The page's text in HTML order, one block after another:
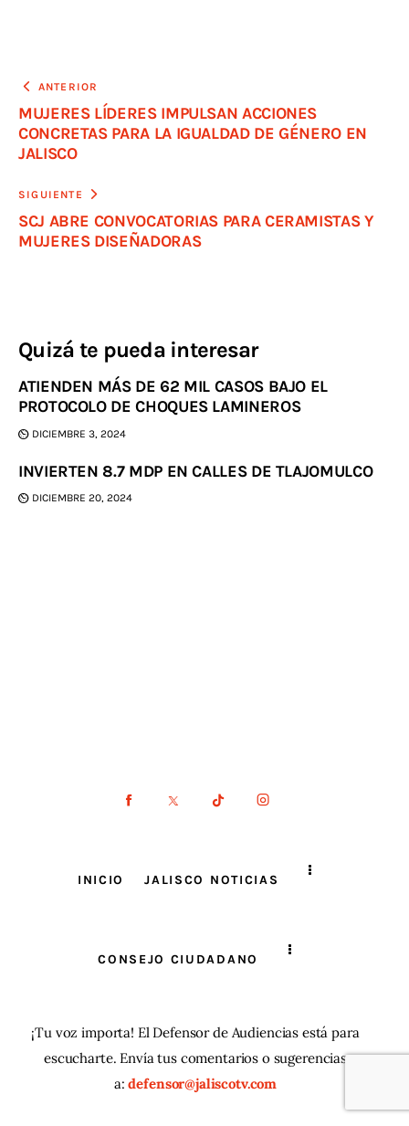
ANTERIOR
MUJERES LÍDERES IMPULSAN ACCIONES
CONCRETAS PARA LA IGUALDAD DE GÉNERO EN
JALISCO
SIGUIENTE
SCJ ABRE CONVOCATORIAS PARA CERAMISTAS Y
MUJERES DISEÑADORAS
Quizá te pueda interesar
ATIENDEN MÁS DE 62 MIL CASOS BAJO EL
PROTOCOLO DE CHOQUES LAMINEROS
DICIEMBRE 3, 2024
INVIERTEN 8.7 MDP EN CALLES DE TLAJOMULCO
DICIEMBRE 20, 2024
INICIO JALISCO NOTICIAS
CONSEJO CIUDADANO
¡Tu voz importa! El Defensor de Audiencias está para
escucharte. Envía tus comentarios o sugerencias
a:defensor@jaliscotv.com